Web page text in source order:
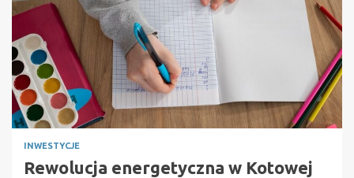
INWESTYCJE
Rewolucja energetyczna w Kotowej